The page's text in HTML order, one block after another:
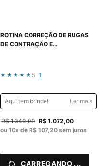
ROTINA CORREÇÃO DE RUGAS
DE CONTRAÇÃO E
5 1
Aqui tem brinde! Ler mais
Old price
R$ 1.340,00 New price
R$ 1.072,00
ou 10x de R$ 107,20 sem juros
CARREGANDO ...